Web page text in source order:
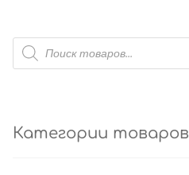
Поиск
товаров
Категории товаров